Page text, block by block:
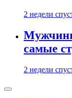
2 недели
самые
2 недели